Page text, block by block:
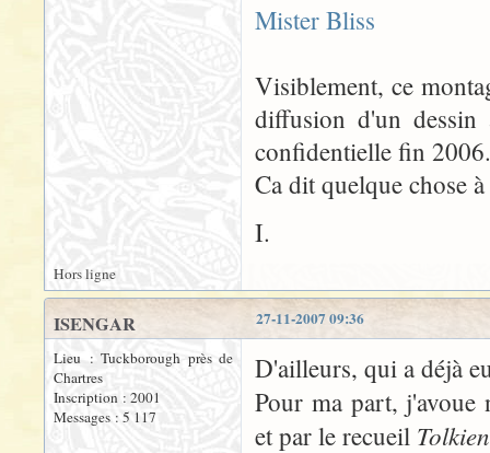
Mister Bliss
Visiblement, ce
diffusion d'un dessin
confidentielle fin
Ca dit quelque chose
I.
Hors ligne
27-11-2007 09:36
ISENGAR
Lieu : Tuckborough près de
Chartres
Inscription : 2001
Messages : 5 117
D'ailleurs, qui a déjà
Pour ma part,
et par le recueil